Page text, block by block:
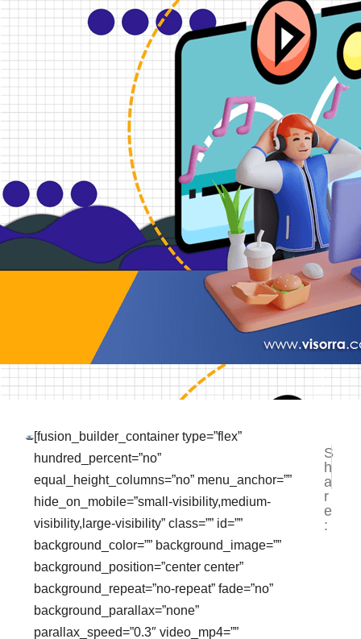
[fusion_builder_container type=”flex”
hundred_percent=”no”
equal_height_columns=”no” menu_anchor=””
hide_on_mobile=”small-visibility,medium-
visibility,large-visibility” class=”” id=””
background_color=”” background_image=””
background_position=”center center”
background_repeat=”no-repeat” fade=”no”
background_parallax=”none”
parallax_speed=”0.3″ video_mp4=””
S
h
a
r
e
:
NEXT
Jasa